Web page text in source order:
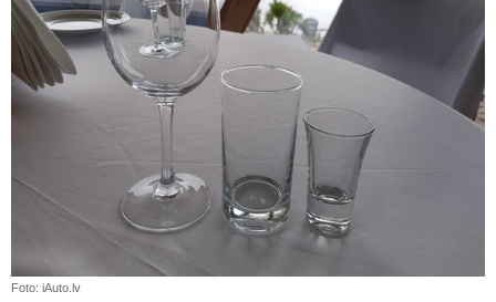
Foto: iAuto.lv